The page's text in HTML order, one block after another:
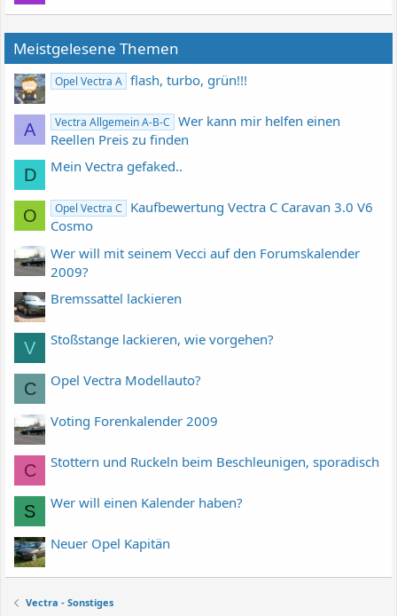
Meistgelesene Themen
Opel Vectra A flash, turbo, grün!!!
A Vectra Allgemein A-B-C
Wer kann mir helfen einen
Reellen Preis zu finden
D Mein Vectra gefaked..
O Opel Vectra C
Kaufbewertung Vectra C Caravan 3.0 V6
Cosmo
Wer will mit seinem Vecci auf den Forumskalender
2009?
Bremssattel lackieren
V Stoßstange lackieren, wie vorgehen?
C Opel Vectra Modellauto?
Voting Forenkalender 2009
C Stottern und Ruckeln beim Beschleunigen, sporadisch
S Wer will einen Kalender haben?
Neuer Opel Kapitän
Vectra - Sonstiges